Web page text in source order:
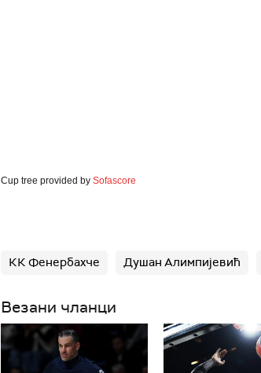
Cup tree provided by Sofascore
КК Фенербахче Душан Алимпијевић
Везани чланци